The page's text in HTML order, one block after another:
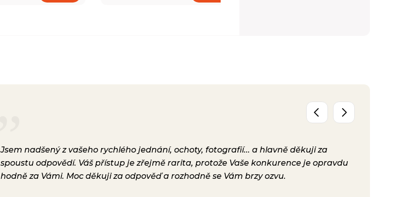
Jsem nadšený z vašeho rychlého jednání, ochoty, fotografií... a hlavně děkuji za
spoustu odpovědí. Váš přístup je zřejmě rarita, protože Vaše konkurence je opravdu
hodně za Vámi. Moc děkuji za odpověď a rozhodně se Vám brzy ozvu.